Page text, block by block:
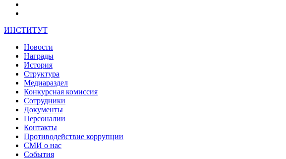
ИНСТИТУТ
Новости
Награды
История
Структура
Медиараздел
Конкурсная комиссия
Сотрудники
Документы
Персоналии
Контакты
Противодействие коррупции
СМИ о нас
События